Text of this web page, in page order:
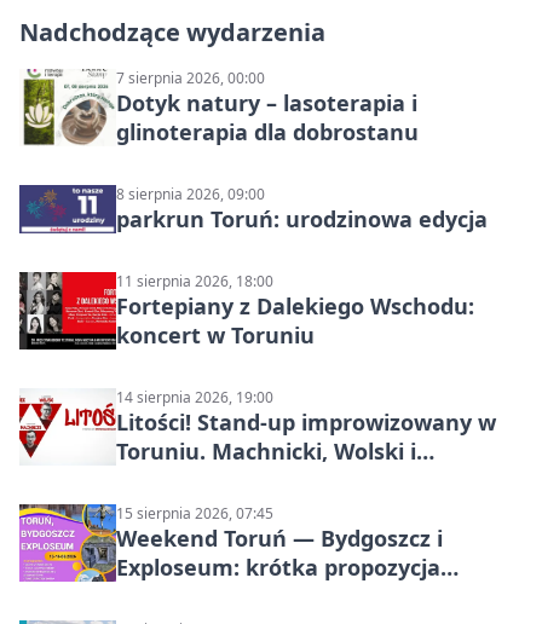
Nadchodzące wydarzenia
7 sierpnia 2026, 00:00
Dotyk natury – lasoterapia i
glinoterapia dla dobrostanu
8 sierpnia 2026, 09:00
parkrun Toruń: urodzinowa edycja
11 sierpnia 2026, 18:00
Fortepiany z Dalekiego Wschodu:
koncert w Toruniu
14 sierpnia 2026, 19:00
Litości! Stand-up improwizowany w
Toruniu. Machnicki, Wolski i
15 sierpnia 2026, 07:45
Weekend Toruń — Bydgoszcz i
Exploseum: krótka propozycja